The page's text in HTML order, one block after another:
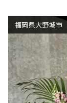
福岡県大野城市